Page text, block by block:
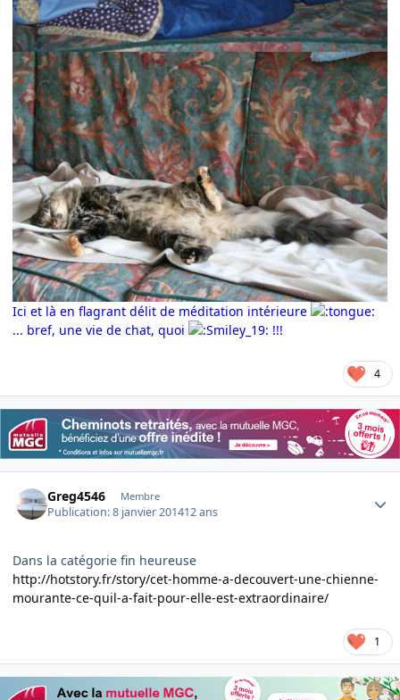
Ici et là en flagrant délit de méditation intérieure
... bref, une vie de chat, quoi
!!!
4
Greg4546 Membre
Publication:8 janvier 201412 ans
Dans la catégorie fin heureuse
http://hotstory.fr/story/cet-homme-a-decouvert-une-chienne-
mourante-ce-quil-a-fait-pour-elle-est-extraordinaire/
1